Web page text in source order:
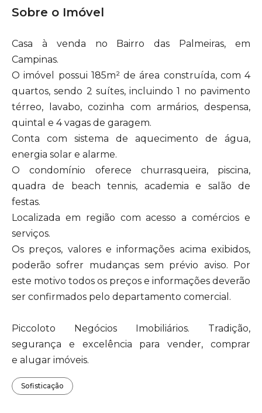
Sobre o Imóvel
Casa à venda no Bairro das Palmeiras, em
Campinas.
O imóvel possui 185m² de área construída, com 4
quartos, sendo 2 suítes, incluindo 1 no pavimento
térreo, lavabo, cozinha com armários, despensa,
quintal e 4 vagas de garagem.
Conta com sistema de aquecimento de água,
energia solar e alarme.
O condomínio oferece churrasqueira, piscina,
quadra de beach tennis, academia e salão de
festas.
Localizada em região com acesso a comércios e
serviços.
Os preços, valores e informações acima exibidos,
poderão sofrer mudanças sem prévio aviso. Por
este motivo todos os preços e informações deverão
ser confirmados pelo departamento comercial.
Piccoloto Negócios Imobiliários. Tradição,
segurança e excelência para vender, comprar
e alugar imóveis.
Sofisticação